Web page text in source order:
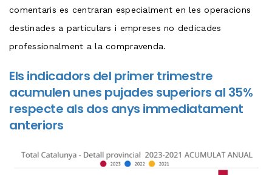
comentaris es centraran especialment en les operacions
destinades a particulars i empreses no dedicades
professionalment a la compravenda.
Els indicadors del primer trimestre
acumulen unes pujades superiors al 35%
respecte als dos anys immediatament
anteriors